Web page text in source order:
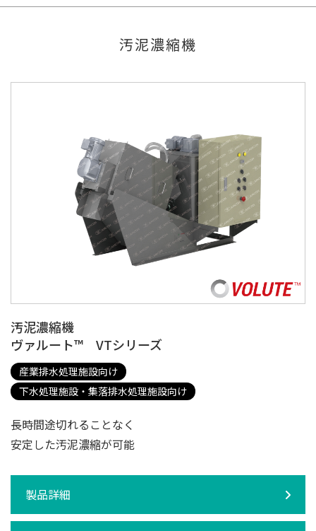
汚泥濃縮機
汚泥濃縮機
ヴァルート™ VTシリーズ
産業排水処理施設向け
下水処理施設・集落排水処理施設向け
長時間途切れることなく
安定した汚泥濃縮が可能
製品詳細